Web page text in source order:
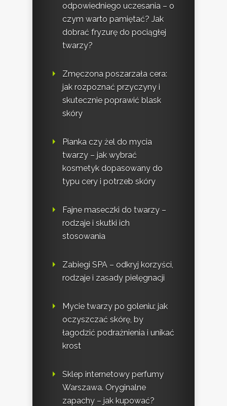
odpowiedniego uczesania – o
czym warto pamiętać? Jak
dobrać fryzurę do pociągłej
twarzy?
Zmęczona poszarzała cera:
jak rozpoznać przyczyny i
skutecznie poprawić blask
skóry
Pianka czy żel do mycia
twarzy – jak wybrać
kosmetyk dopasowany do
typu cery i potrzeb skóry
Fajne maseczki do twarzy –
rodzaje i skutki ich
stosowania
Zabiegi SPA – odkryj korzyści,
rodzaje i zasady pielęgnacji
Mycie twarzy po goleniu: jak
oczyszczać skórę, by
łagodzić podrażnienia i unikać
krost
Sklep internetowy perfumy
Warszawa. Oryginalne
zapachy – jak kupować?